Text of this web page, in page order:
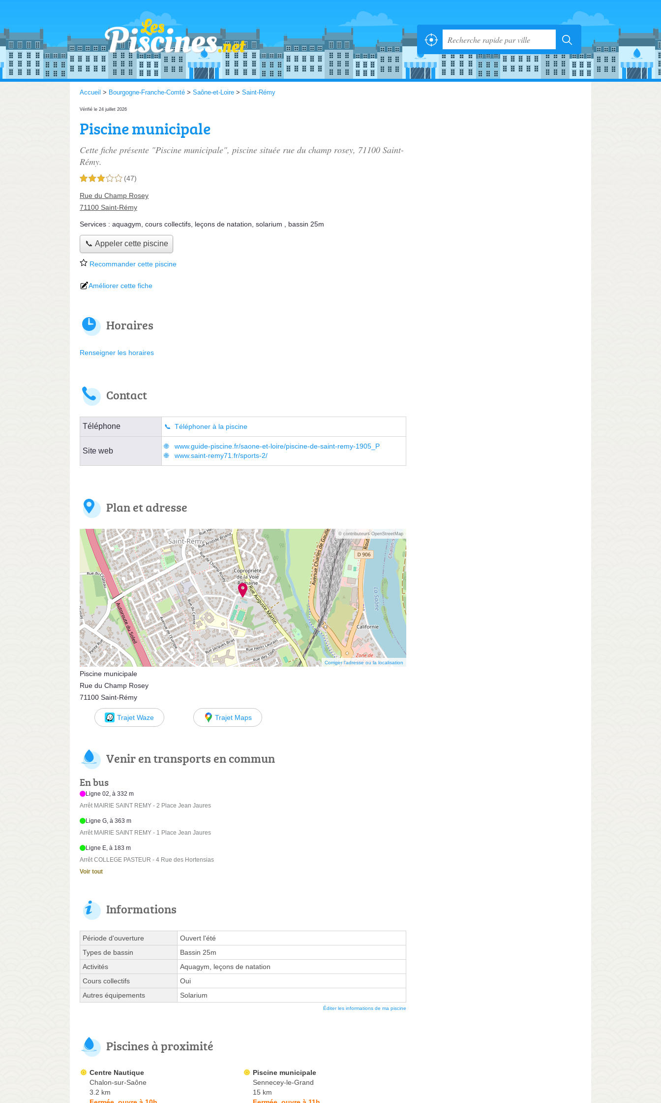
Accueil > Bourgogne-Franche-Comté > Saône-et-Loire > Saint-Rémy
Vérifié le 24 juillet 2026
Piscine municipale
Cette fiche présente "Piscine municipale", piscine située rue du champ rosey, 71100 Saint-
Rémy.
3,0 étoiles sur 5 (47)
Rue du Champ Rosey
71100 Saint-Rémy
Services : aquagym cours collectifs leçons de natation solarium bassin 25m
📞 Appeler cette piscine
Recommander cette piscine
Améliorer cette fiche
Horaires
Renseigner les horaires
Contact
Téléphone Téléphoner à la piscine
Site web
www.guide-piscine.fr/saone-et-loire/piscine-de-saint-remy-1905_P
www.saint-remy71.fr/sports-2/
Plan et adresse
© contributeurs OpenStreetMap
Corriger l’adresse ou la localisation
Piscine municipale
Rue du Champ Rosey
71100 Saint-Rémy
Trajet Waze Trajet Maps
Venir en transports en commun
En bus
Ligne 02, à 332 m
Arrêt MAIRIE SAINT REMY - 2 Place Jean Jaures
Ligne G, à 363 m
Arrêt MAIRIE SAINT REMY - 1 Place Jean Jaures
Ligne E, à 183 m
Arrêt COLLEGE PASTEUR - 4 Rue des Hortensias
Voir tout
Informations
Période d'ouverture
Ouvert l'été
Types de bassin
Bassin 25m
Activités
Aquagym, leçons de natation
Cours collectifs
Oui
Autres équipements
Solarium
Éditer les informations de ma piscine
Piscines à proximité
Centre Nautique
Chalon-sur-Saône
3.2 km
Piscine municipale
Sennecey-le-Grand
15 km